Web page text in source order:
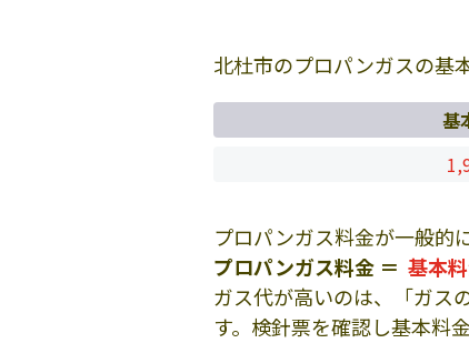
北杜市のプロパンガスの基
基
プロパンガス料金が一般的
プロパンガス料金 ＝ 基本
ガス代が高いのは、「ガス
す。検針票を確認し基本料